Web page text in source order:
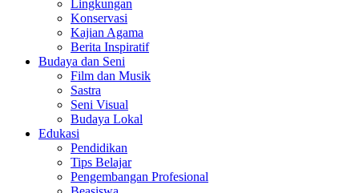
Lingkungan
Konservasi
Kajian Agama
Berita Inspiratif
Budaya dan Seni
Film dan Musik
Sastra
Seni Visual
Budaya Lokal
Edukasi
Pendidikan
Tips Belajar
Pengembangan Profesional